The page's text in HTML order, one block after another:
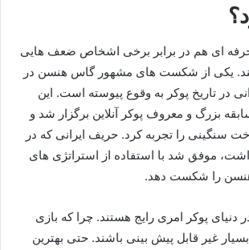
حرفه ای هم در برابر برخی اشخاص ضعف هایی
یکی از شکست‌ های مشهور گاس هنسن در
در تاریخ پوکر به وقوع پیوسته است. این
بزرگ و معروف پوکر آنلاین برگزار شد و
سنگینی را تجربه کرد. حریف ایرانی که در
موفق شد با استفاده از استراتژی‌ های
را شکست دهد.
پوکر امری رایج هستند. چرا که بازی‌
غیر قابل پیش‌ بینی باشند. حتی بهترین